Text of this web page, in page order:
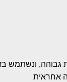
גבוהה, ונשתמש
אחראית